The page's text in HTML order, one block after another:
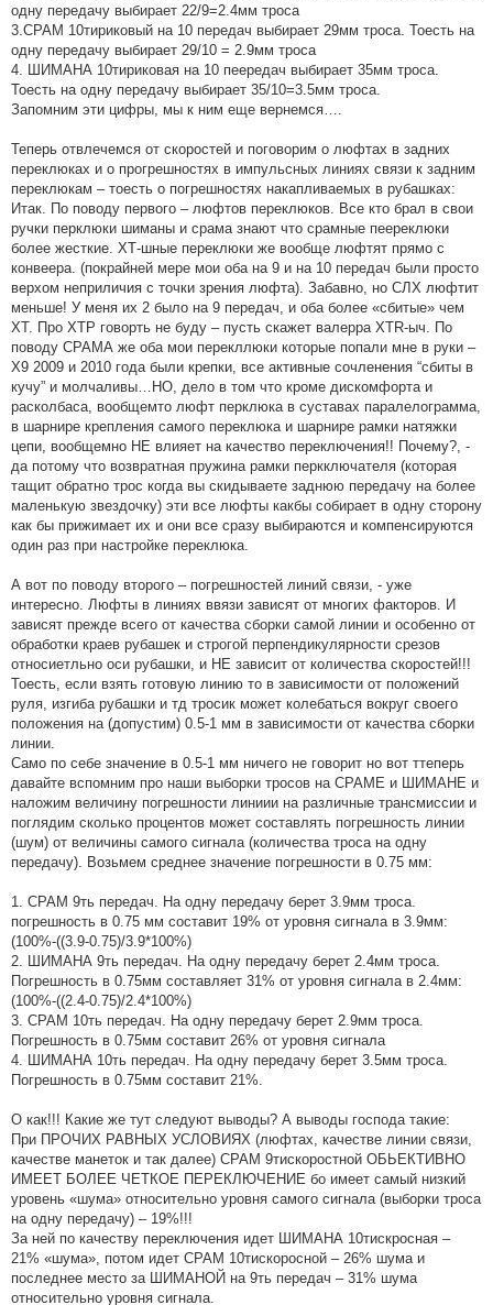
одну передачу выбирает 22/9=2.4мм троса
3.СРАМ 10тириковый на 10 передач выбирает 29мм троса. Тоесть на
одну передачу выбирает 29/10 = 2.9мм троса
4. ШИМАНА 10тириковая на 10 пеередач выбирает 35мм троса.
Тоесть на одну передачу выбирает 35/10=3.5мм троса.
Запомним эти цифры, мы к ним еще вернемся….
Теперь отвлечемся от скоростей и поговорим о люфтах в задних
переклюках и о прогрешностях в импульсных линиях связи к задним
переклюкам – тоесть о погрешностях накапливаемых в рубашках:
Итак. По поводу первого – люфтов переклюков. Все кто брал в свои
ручки перклюки шиманы и срама знают что срамные пеереклюки
более жесткие. ХТ-шные переклюки же вообще люфтят прямо с
конвеера. (покрайней мере мои оба на 9 и на 10 передач были просто
верхом неприличия с точки зрения люфта). Забавно, но СЛХ люфтит
меньше! У меня их 2 было на 9 передач, и оба более «сбитые» чем
ХТ. Про ХТР говорть не буду – пусть скажет валерра XTR-ыч. По
поводу СРАМА же оба мои перекллюки которые попали мне в руки –
X9 2009 и 2010 года были крепки, все активные сочленения “сбиты в
кучу” и молчаливы…НО, дело в том что кроме дискомфорта и
расколбаса, вообщемто люфт перклюка в суставах паралелограмма,
в шарнире крепления самого переклюка и шарнире рамки натяжки
цепи, вообщемно НЕ влияет на качество переключения!! Почему?, -
да потому что возвратная пружина рамки перкключателя (которая
тащит обратно трос когда вы скидываете заднюю передачу на более
маленькую звездочку) эти все люфты какбы собирает в одну сторону
как бы прижимает их и они все сразу выбираются и компенсируются
один раз при настройке переклюка.
А вот по поводу второго – погрешностей линий связи, - уже
интересно. Люфты в линиях ввязи зависят от многих факторов. И
зависят прежде всего от качества сборки самой линии и особенно от
обработки краев рубашек и строгой перпендикулярности срезов
относиетльно оси рубашки, и НЕ зависит от количества скоростей!!!
Тоесть, если взять готовую линию то в зависимости от положений
руля, изгиба рубашки и тд тросик может колебаться вокруг своего
положения на (допустим) 0.5-1 мм в зависимости от качества сборки
линии.
Само по себе значение в 0.5-1 мм ничего не говорит но вот ттеперь
давайте вспомним про наши выборки тросов на СРАМЕ и ШИМАНЕ и
наложим величину погрешности линиии на различные трансмиссии и
поглядим сколько процентов может составлять погрешность линии
(шум) от величины самого сигнала (количества троса на одну
передачу). Возьмем среднее значение погрешности в 0.75 мм:
1. СРАМ 9ть передач. На одну передачу берет 3.9мм троса.
погрешность в 0.75 мм составит 19% от уровня сигнала в 3.9мм:
(100%-((3.9-0.75)/3.9*100%)
2. ШИМАНА 9ть передач. На одну передачу берет 2.4мм троса.
Погрешность в 0.75мм составляет 31% от уровня сигнала в 2.4мм:
(100%-((2.4-0.75)/2.4*100%)
3. СРАМ 10ть передач. На одну передачу берет 2.9мм троса.
Погрешность в 0.75мм составит 26% от уровня сигнала
4. ШИМАНА 10ть передач. На одну передачу берет 3.5мм троса.
Погрешность в 0.75мм составит 21%.
О как!!! Какие же тут следуют выводы? А выводы господа такие:
При ПРОЧИХ РАВНЫХ УСЛОВИЯХ (люфтах, качестве линии связи,
качестве манеток и так далее) СРАМ 9тискоростной ОБЬЕКТИВНО
ИМЕЕТ БОЛЕЕ ЧЕТКОЕ ПЕРЕКЛЮЧЕНИЕ бо имеет самый низкий
уровень «шума» относительно уровня самого сигнала (выборки троса
на одну передачу) – 19%!!!
За ней по качеству переключения идет ШИМАНА 10тискросная –
21% «шума», потом идет СРАМ 10тискоросной – 26% шума и
последнее место за ШИМАНОЙ на 9ть передач – 31% шума
относительно уровня сигнала.